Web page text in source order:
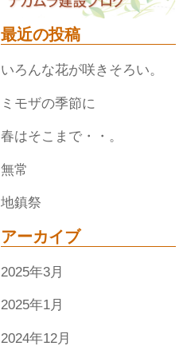
最近の投稿
いろんな花が咲きそろい。
ミモザの季節に
春はそこまで・・。
無常
地鎮祭
アーカイブ
2025年3月
2025年1月
2024年12月